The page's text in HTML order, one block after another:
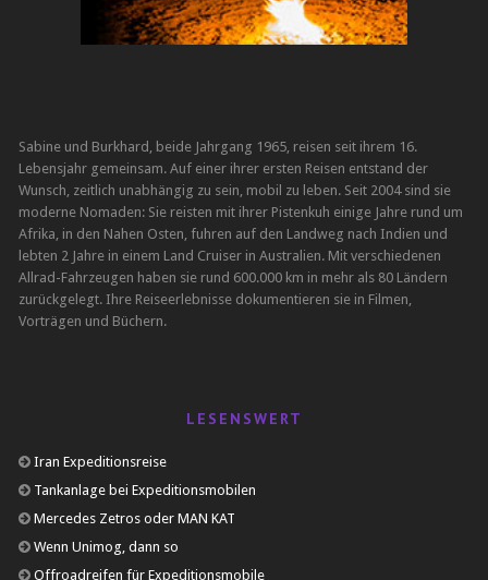
Sabine und Burkhard, beide Jahrgang 1965, reisen seit ihrem 16.
Lebensjahr gemeinsam. Auf einer ihrer ersten Reisen entstand der
Wunsch, zeitlich unabhängig zu sein, mobil zu leben. Seit 2004 sind sie
moderne Nomaden: Sie reisten mit ihrer Pistenkuh einige Jahre rund um
Afrika, in den Nahen Osten, fuhren auf den Landweg nach Indien und
lebten 2 Jahre in einem Land Cruiser in Australien. Mit verschiedenen
Allrad-Fahrzeugen haben sie rund 600.000 km in mehr als 80 Ländern
zurückgelegt. Ihre Reiseerlebnisse dokumentieren sie in Filmen,
Vorträgen und Büchern.
LESENSWERT
Iran Expeditionsreise
Tankanlage bei Expeditionsmobilen
Mercedes Zetros oder MAN KAT
Wenn Unimog, dann so
Offroadreifen für Expeditionsmobile